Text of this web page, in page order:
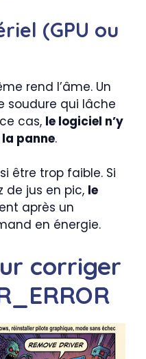
(GPU ou
rend l’âme. Un
soudure qui lâche
cas, le logiciel n’y
panne.
être trop faible. Si
de jus en pic, le
après un
en énergie.
corriger